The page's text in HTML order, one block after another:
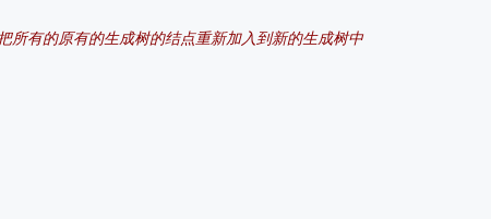
所有的原有的生成树的结点重新加入到新的生成树中